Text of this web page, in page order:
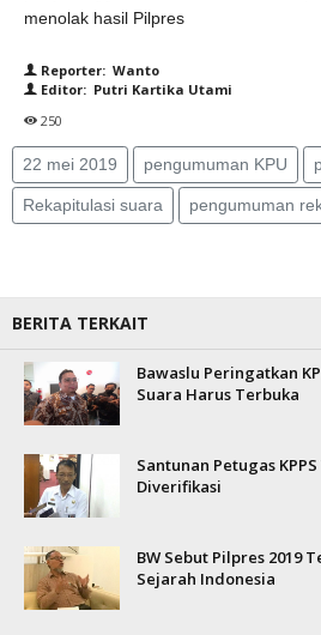
menolak hasil Pilpres
Reporter: Wanto
Editor: Putri Kartika Utami
250
22 mei 2019 pengumuman KPU
Rekapitulasi suara pengumuman
BERITA TERKAIT
Bawaslu Peringatkan
Suara Harus Terbuka
Santunan Petugas
Diverifikasi
BW Sebut Pilpres 2019
Sejarah Indonesia